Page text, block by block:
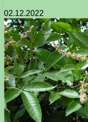
02.12.2022